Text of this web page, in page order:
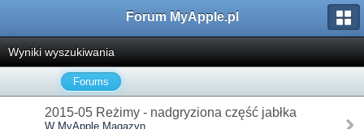
Forum MyApple.pl
Wyniki wyszukiwania
Forums
2015-05 Reżimy - nadgryziona część jabłka
W MyApple Magazyn